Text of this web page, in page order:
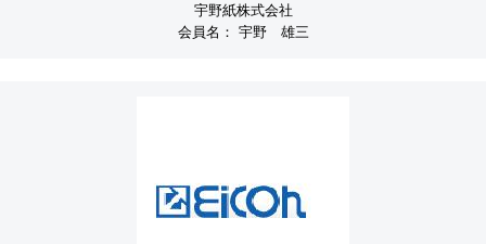
宇野紙株式会社
会員名： 宇野 雄三